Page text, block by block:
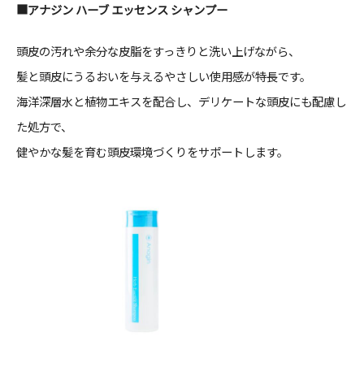
■アナジン ハーブ エッセンス シャンプー
頭皮の汚れや余分な皮脂をすっきりと洗い上げながら、
髪と頭皮にうるおいを与えるやさしい使用感が特長です。
海洋深層水と植物エキスを配合し、デリケートな頭皮にも配慮し
た処方で、
健やかな髪を育む頭皮環境づくりをサポートします。